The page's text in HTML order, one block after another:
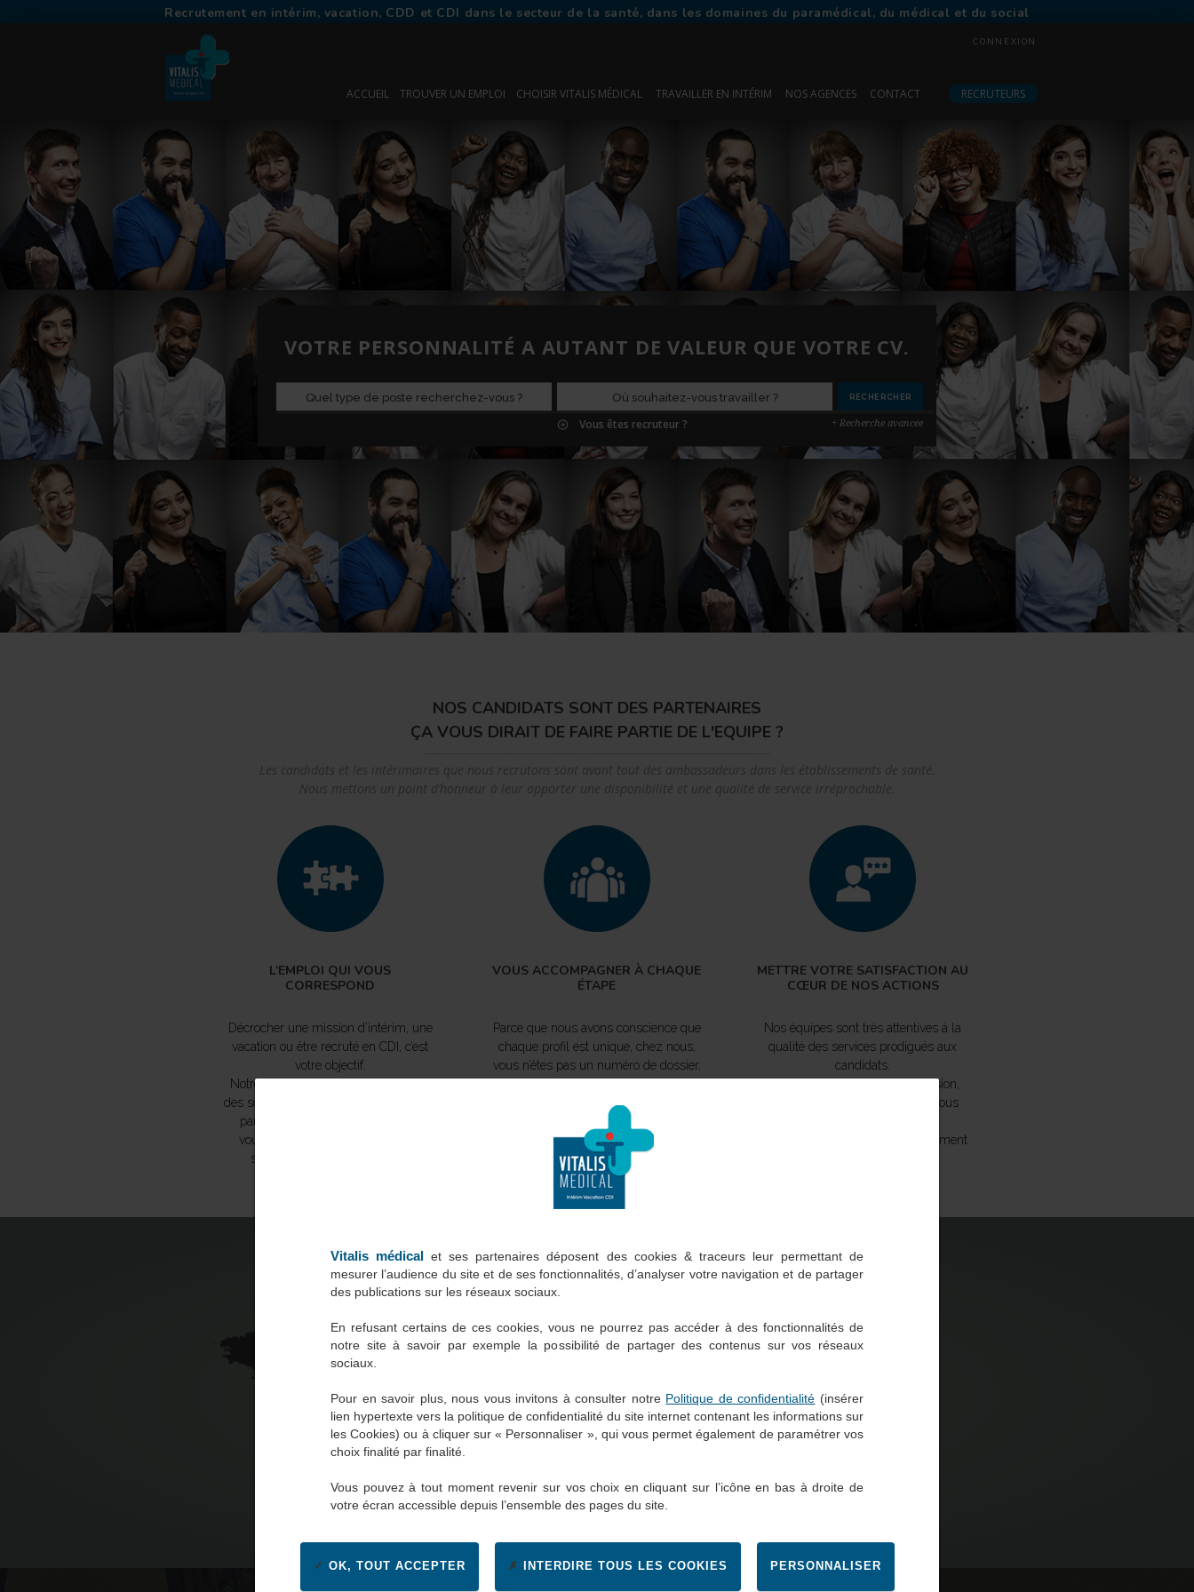
Recrutement en intérim, vacation, CDD et CDI dans le secteur de la santé, dans les domaines du paramédical, du médical et du social
CONNEXION
ACCUEIL TROUVER UN EMPLOI CHOISIR VITALIS MÉDICAL TRAVAILLER EN INTÉRIM NOS AGENCES CONTACT RECRUTEURS
VOTRE PERSONNALITÉ A AUTANT DE VALEUR QUE VOTRE CV.
Vous êtes recruteur ? + Recherche avancée
NOS CANDIDATS SONT DES PARTENAIRES
ÇA VOUS DIRAIT DE FAIRE PARTIE DE L'EQUIPE ?
Les candidats et les intérimaires que nous recrutons sont avant tout des ambassadeurs dans les établissements de santé.
Nous mettons un point d’honneur à leur apporter une disponibilité et une qualité de service irréprochable.
L’EMPLOI QUI VOUS
CORRESPOND
Décrocher une mission d’intérim, une
vacation ou être recruté en CDI, c’est
votre objectif.
Notre rôle, c’est de mettre en relation
des soignants et des professionnels du
paramédical et du social, comme
vous, avec des établissements de
santé ou d’accompagnement.
VOUS ACCOMPAGNER À CHAQUE
ÉTAPE
Parce que nous avons conscience que
chaque profil est unique, chez nous,
vous n’êtes pas un numéro de dossier,
vous êtes un partenaire.
Nos consultants vous guident et vous
et au-delà de la fin de votre mission.
METTRE VOTRE SATISFACTION AU
CŒUR DE NOS ACTIONS
Nos équipes sont très attentives à la
qualité des services prodigués aux
candidats.
Au début et à la fin de leur mission,
toutes les personnes avec qui nous
Cela nous permet d’évaluer facilement
54
Agences à
votre service
Par ville, code postal, nom d’agence
Vitalis médical et ses partenaires déposent des cookies & traceurs leur permettant de
mesurer l’audience du site et de ses fonctionnalités, d’analyser votre navigation et de partager
des publications sur les réseaux sociaux.
En refusant certains de ces cookies, vous ne pourrez pas accéder à des fonctionnalités de
notre site à savoir par exemple la possibilité de partager des contenus sur vos réseaux
sociaux.
Pour en savoir plus, nous vous invitons à consulter notre Politique de confidentialité (insérer
lien hypertexte vers la politique de confidentialité du site internet contenant les informations sur
les Cookies) ou à cliquer sur « Personnaliser », qui vous permet également de paramétrer vos
choix finalité par finalité.
Vous pouvez à tout moment revenir sur vos choix en cliquant sur l’icône en bas à droite de
votre écran accessible depuis l’ensemble des pages du site.
OK, TOUT ACCEPTER INTERDIRE TOUS LES COOKIES PERSONNALISER